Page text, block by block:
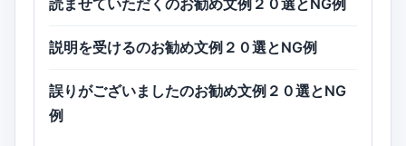
読ませていただくのお勧め文例２０選とNG例
説明を受けるのお勧め文例２０選とNG例
誤りがございましたのお勧め文例２０選とNG
例